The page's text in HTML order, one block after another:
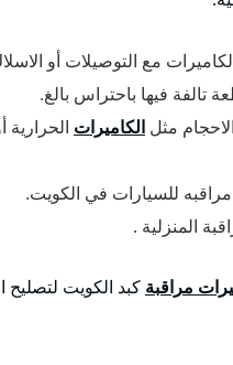
مع التوصيلات أو
تالفة فيها باحتراس بالغ.
مثل الكاميرات الحرارية
للسيارات في الكويت.
المنزلية .
مراقبة كبد الكويت